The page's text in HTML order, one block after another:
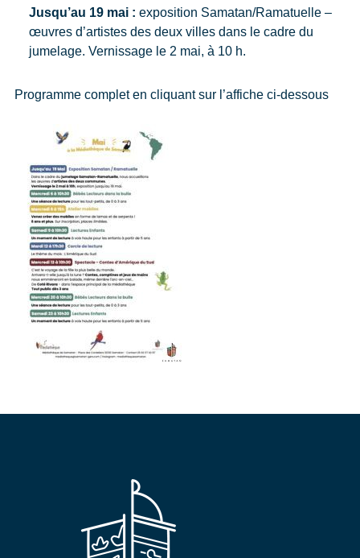
Jusqu’au 19 mai : exposition Samatan/Ramatuelle –
œuvres d’artistes des deux villes dans le cadre du
jumelage. Vernissage le 2 mai, à 10 h.
Programme complet en cliquant sur l’affiche ci-dessous